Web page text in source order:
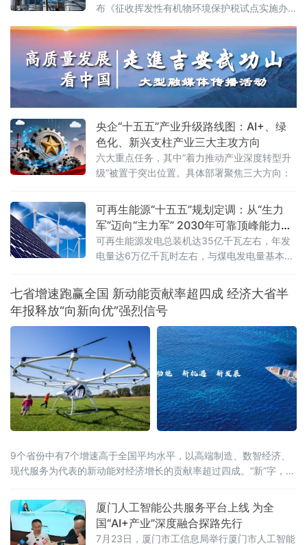
布《征收挥发性有机物环境保护税试点实施办
月1日起开展征收挥发性有机物环境保护税试
点，挥发性有机物将全部纳入征税范围。这标
志着我国绿色税制在大气污染治理领域迈出关
键一步。挥发性有机物是形成臭氧和细颗粒物
（PM2.5）的重要前体物，可引发雾霾、光化
央企“十五五”产业升级路线图：AI+、绿
色化、新兴支柱产业三大主攻方向
六大重点任务，其中“着力推动产业深度转型升
级”被置于突出位置。具体部署聚焦三大方向：
可再生能源“十五五”规划定调：从“生力
军”迈向“主力军” 2030年可靠顶峰能力新
增3亿千瓦
可再生能源发电总装机达35亿千瓦左右，年发
电量达6万亿千瓦时左右，与煤电发电量基本相
上，“十五五”期间全产业链总投资规模预计超过
5万亿元
七省增速跑赢全国 新动能贡献率超四成 经济大省半
年报释放“向新向优”强烈信号
9个省份中有7个增速高于全国平均水平，以高端制造、数智经济、
现代服务为代表的新动能对经济增长的贡献率超过四成。“新”字，成
全国从经济总量看，多厦门人工智能公共服务平台上线 为全
国“AI+产业”深度融合探路先行
7月23日，厦门市工信息局举行厦门市人工智能